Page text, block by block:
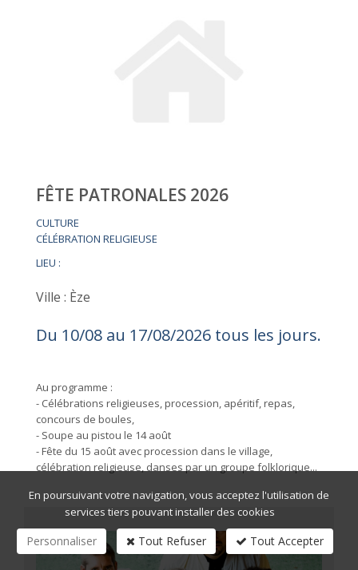
FÊTE PATRONALES 2026
CULTURE
CÉLÉBRATION RELIGIEUSE
LIEU :
Ville : Èze
Du 10/08 au 17/08/2026 tous les jours.
Au programme :
- Célébrations religieuses, procession, apéritif, repas,
concours de boules,
- Soupe au pistou le 14 août
- Fête du 15 août avec procession dans le village,
célébration religieuse, danses par un groupe folklorique...
En poursuivant votre navigation, vous acceptez l'utilisation de
services tiers pouvant installer des cookies
Personnaliser Tout Refuser Tout Accepter